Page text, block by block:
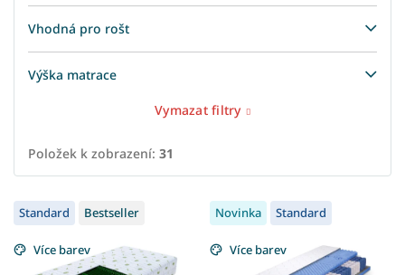
Vhodná pro rošt
Výška matrace
Vymazat filtry
Položek k zobrazení: 31
V
ý
p
i
Standard Bestseller
Více barev
Novinka Standard
Více barev